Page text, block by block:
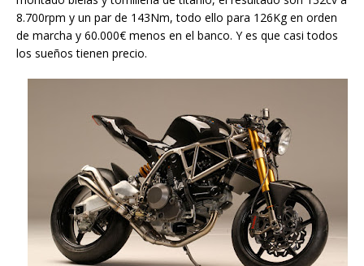
8.700rpm y un par de 143Nm, todo ello para 126Kg en orden
de marcha y 60.000€ menos en el banco. Y es que casi todos
los sueños tienen precio.